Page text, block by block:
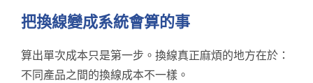
把換線變成系統會算的事
算出單次成本只是第一步。換線真正麻煩的地方在於：
不同產品之間的換線成本不一樣。